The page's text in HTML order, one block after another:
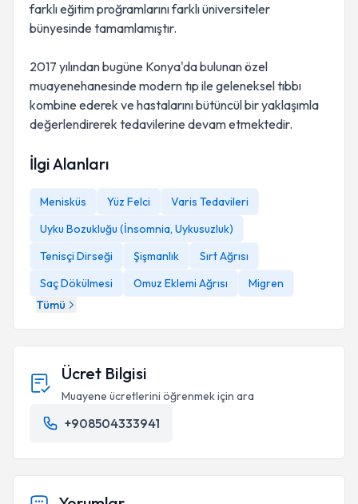
farklı eğitim proğramlarını farklı üniversiteler
bünyesinde tamamlamıştır.
2017 yılından bugüne Konya'da bulunan özel
muayenehanesinde modern tıp ile geleneksel tıbbı
kombine ederek ve hastalarını bütüncül bir yaklaşımla
değerlendirerek tedavilerine devam etmektedir.
İlgi Alanları
Menisküs Yüz Felci
Varis Tedavileri
Uyku Bozukluğu (İnsomnia, Uykusuzluk)
Tenisçi Dirseği
Şişmanlık
Sırt Ağrısı
Saç Dökülmesi
Omuz Eklemi Ağrısı
Migren
Tümü
Ücret Bilgisi
Muayene ücretlerini öğrenmek için ara
+908504333941